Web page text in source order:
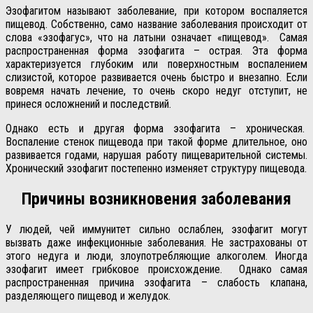
Эзофагитом называют заболевание, при котором воспаляется
пищевод. Собственно, само название заболевания происходит от
слова «эзофагус», что на латыни означает «пищевод».
Самая
распространенная форма эзофагита – острая. Эта форма
характеризуется глубоким или поверхностным воспалением
слизистой, которое развивается очень быстро и внезапно. Если
вовремя начать лечение, то очень скоро недуг отступит, не
принеся осложнений и последствий.
Однако есть и другая форма эзофагита – хроническая.
Воспаление стенок пищевода при такой форме длительное, оно
развивается годами, нарушая работу пищеварительной системы.
Хронический эзофагит постепенно изменяет структуру пищевода.
Причины возникновения заболевания
У людей, чей иммунитет сильно ослаблен, эзофагит могут
вызвать даже инфекционные заболевания. Не застрахованы от
этого недуга и люди, злоупотребляющие алкоголем. Иногда
эзофагит имеет грибковое происхождение.
Однако самая
распространенная причина эзофагита – слабость клапана,
разделяющего пищевод и желудок.